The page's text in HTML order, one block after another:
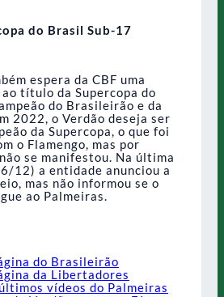
do Brasil Sub-17
espera da CBF uma
título da Supercopa do
do Brasileirão e da
2022, o Verdão deseja ser
da Supercopa, o que foi
o Flamengo, mas por
se manifestou. Na última
12) a entidade anunciou a
mas não informou se o
ao Palmeiras.
do Brasileirão
da Libertadores
vídeos do Palmeiras